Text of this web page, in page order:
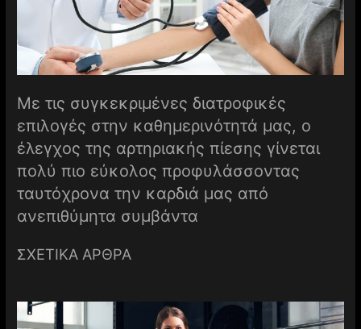
Με τις συγκεκριμένες διατροφικές
επιλογές στην καθημερινότητά μας, ο
έλεγχος της αρτηριακής πίεσης γίνεται
πολύ πιο εύκολος προφυλάσσοντας
ταυτόχρονα την καρδιά μας από
ανεπιθύμητα συμβάντα
ΣΧΕΤΙΚΑ ΑΡΘΡΑ